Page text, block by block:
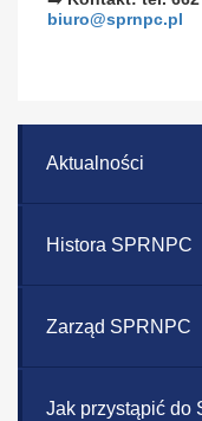
biuro@sprnpc.pl
Aktualności
Histora SPRNPC
Zarząd SPRNPC
Jak przystąpić do